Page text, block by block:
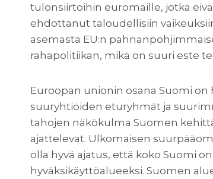
tulonsiirtoihin euromaille, jotka
ehdottanut taloudellisiin
asemasta EU:n
rahapolitiikan, mikä on suuri este
Euroopan unionin osana Suomi on
suuryhtiöiden eturyhmät ja
tahojen näkökulma Suomen
ajattelevat. Ulkomaisen
olla hyvä ajatus, että koko Suomi
hyväksikäyttöalueeksi. Suomen